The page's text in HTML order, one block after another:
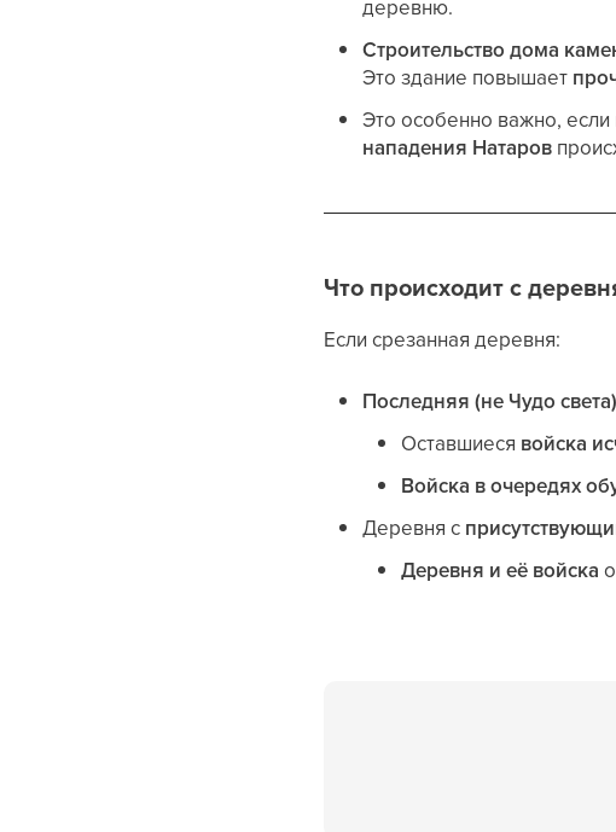
деревню.
Строительство дома
Это здание повышает
Это особенно важно,
нападения Натаров
Что происходит с
Если срезанная деревня:
Последняя (не Чудо света)
Оставшиеся войска
Войска в очередях
Деревня с
Деревня и её войска